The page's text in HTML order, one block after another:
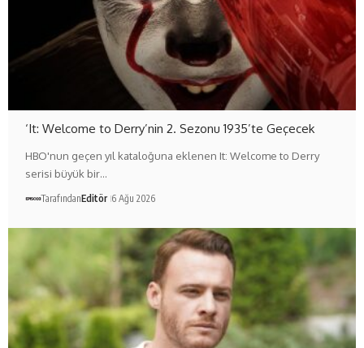
‘It: Welcome to Derry’nin 2. Sezonu 1935’te Geçecek
HBO'nun geçen yıl kataloğuna eklenen It: Welcome to Derry
serisi büyük bir…
TarafındanEditör 6 Ağu 2026